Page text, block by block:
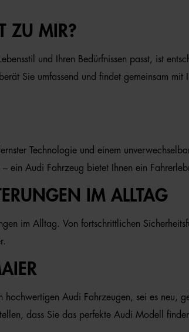
ZU MIR?
und Ihren Bedürfnissen passt, ist
Sie umfassend und findet gemeinsam
Technologie und einem
ein Audi Fahrzeug bietet Ihnen ein
IM ALLTAG
im Alltag. Von fortschrittlichen
Audi Fahrzeugen, sei es neu,
dass Sie das perfekte Audi Modell